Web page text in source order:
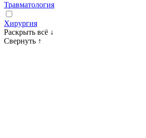
Травматология
Хирургия
Раскрыть всё ↓
Свернуть ↑